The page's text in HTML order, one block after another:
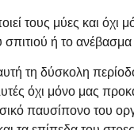
τους μύες και όχι
σπιτιού ή το
τη δύσκολη
όχι μόνο μας
παυσίπονο του